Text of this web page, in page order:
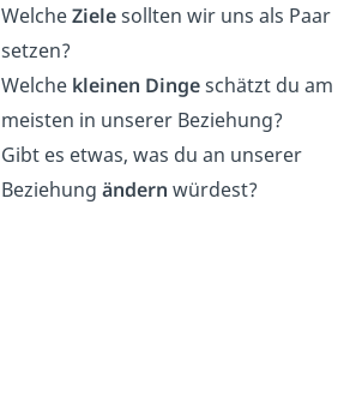
WelcheZielesollten wir uns als Paar
setzen?
Welche kleinen Dingeschätzt du am
meisten in unserer Beziehung?
Gibt es etwas, was du an unserer
Beziehung ändern würdest?